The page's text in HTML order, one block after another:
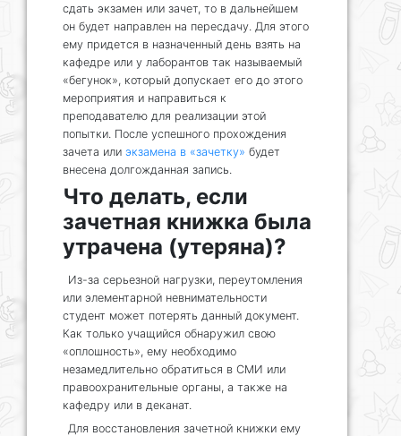
сдать экзамен или зачет, то в дальнейшем
он будет направлен на пересдачу. Для этого
ему придется в назначенный день взять на
кафедре или у лаборантов так называемый
«бегунок», который допускает его до этого
мероприятия и направиться к
преподавателю для реализации этой
попытки. После успешного прохождения
зачета или экзамена в «зачетку» будет
внесена долгожданная запись.
Что делать, если
зачетная книжка была
утрачена (утеряна)?
Из-за серьезной нагрузки, переутомления
или элементарной невнимательности
студент может потерять данный документ.
Как только учащийся обнаружил свою
«оплошность», ему необходимо
незамедлительно обратиться в СМИ или
правоохранительные органы, а также на
кафедру или в деканат.
Для восстановления зачетной книжки ему